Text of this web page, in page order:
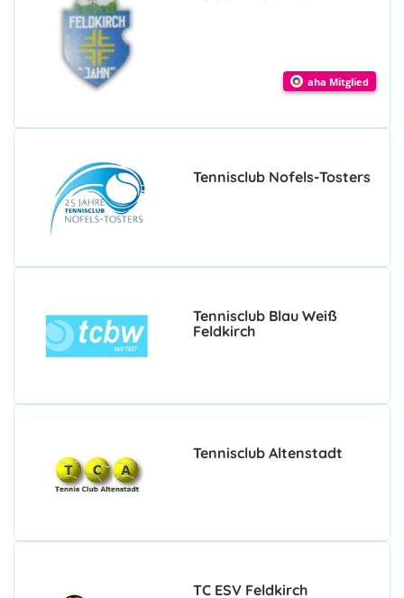
aha Mitglied
Tennisclub Nofels-Tosters
Tennisclub Blau Weiß
Feldkirch
Tennisclub Altenstadt
TC ESV Feldkirch